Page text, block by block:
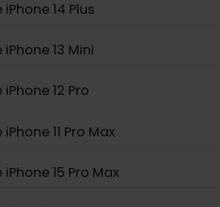
iPhone 16
iPhone 15
iPhone 14 Plus
iPhone 13 Mini